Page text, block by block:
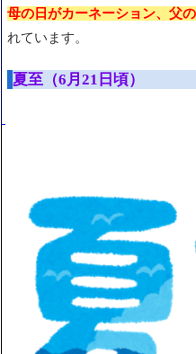
母の日がカーネーション、 父
れています。
夏至（6月21日頃）